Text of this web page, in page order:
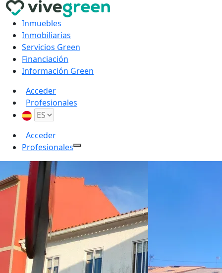
Inmuebles
Inmobiliarias
Servicios Green
Financiación
Información Green
Acceder
Profesionales
Acceder
Profesionales